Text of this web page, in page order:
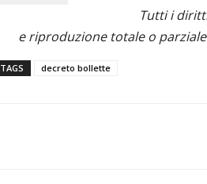
Tutti i
e riproduzione totale o
TAGS decreto bollette